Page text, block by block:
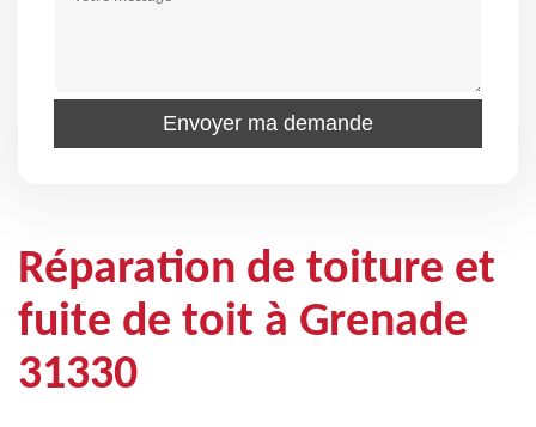
Réparation de toiture et
fuite de toit à Grenade
31330